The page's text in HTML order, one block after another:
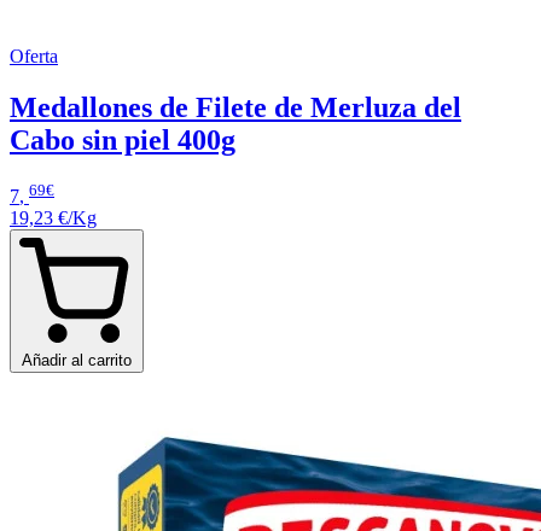
Oferta
Medallones de Filete de Merluza del
Cabo sin piel 400g
7, 69€
19,23 €/Kg
Añadir al carrito